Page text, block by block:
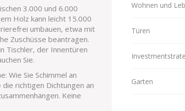
3.000 und 6.000
Holz kann leicht 15.000
umbauen, etwa mit
Zuschüsse beantragen.
Tischler, der Innentüren
Sie.
Wie Sie Schimmel an
richtigen Dichtungen an
Keine
Wohnen und
Türen
Garten